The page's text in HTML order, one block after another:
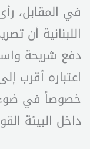
في المقابل،
اللبنانية أن
دفع شريحة
اعتباره أقرب
خصوصاً في
داخل البيئة